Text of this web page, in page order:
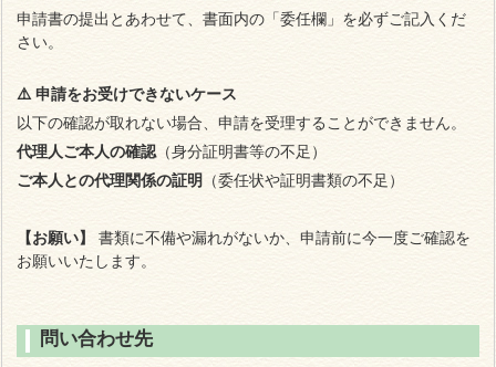
申請書の提出とあわせて、書面内の「委任欄」を必ずご記入くだ
さい。
⚠️ 申請をお受けできないケース
以下の確認が取れない場合、申請を受理することができません。
代理人ご本人の確認 （身分証明書等の不足）
ご本人との代理関係の証明
（委任状や証明書類の不足）
【お願い】
書類に不備や漏れがないか、申請前に今一度ご確認を
お願いいたします。
問い合わせ先